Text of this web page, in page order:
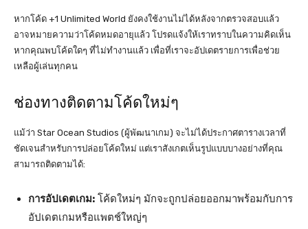
หากโค้ด +1 Unlimited World ยังคงใช้งานไม่ได้หลังจากตรวจสอบแล้ว
อาจหมายความว่าโค้ดหมดอายุแล้ว โปรดแจ้งให้เราทราบในความคิดเห็น
หากคุณพบโค้ดใดๆ ที่ไม่ทำงานแล้ว เพื่อที่เราจะอัปเดตรายการเพื่อช่วย
เหลือผู้เล่นทุกคน
ช่องทางติดตามโค้ดใหม่ๆ
แม้ว่า Star Ocean Studios (ผู้พัฒนาเกม) จะไม่ได้ประกาศตารางเวลาที่
ชัดเจนสำหรับการปล่อยโค้ดใหม่ แต่เราสังเกตเห็นรูปแบบบางอย่างที่คุณ
สามารถติดตามได้:
การอัปเดตเกม: โค้ดใหม่ๆ มักจะถูกปล่อยออกมาพร้อมกับการ
อัปเดตเกมหรือแพตช์ใหญ่ๆ